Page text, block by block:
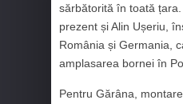
sărbătorită în toată
prezent și Alin Ușeriu,
România și Germania,
amplasarea bornei în
Pentru Gărâna,